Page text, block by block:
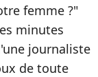
femme ?"
minutes
journaliste
de toute